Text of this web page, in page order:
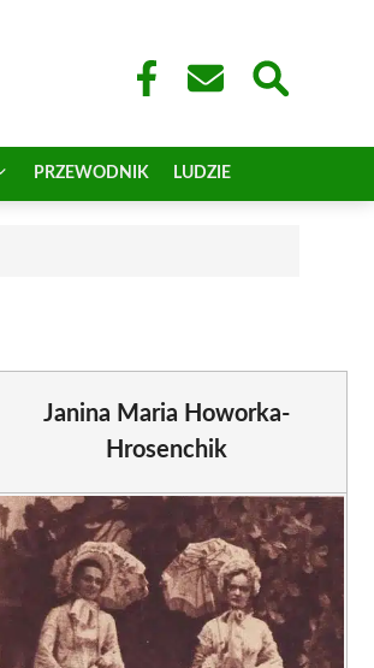
PRZEWODNIK LUDZIE
Janina Maria Howorka-
Hrosenchik